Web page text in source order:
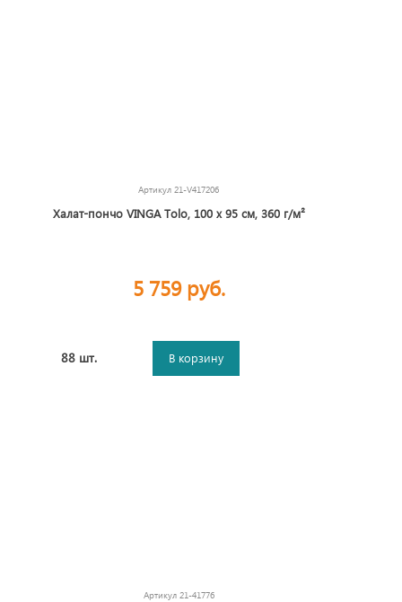
Артикул 21-V417206
Халат-пончо VINGA Tolo, 100 x 95 см, 360 г/м²
5 759 руб.
88 шт. В корзину
Артикул 21-41776